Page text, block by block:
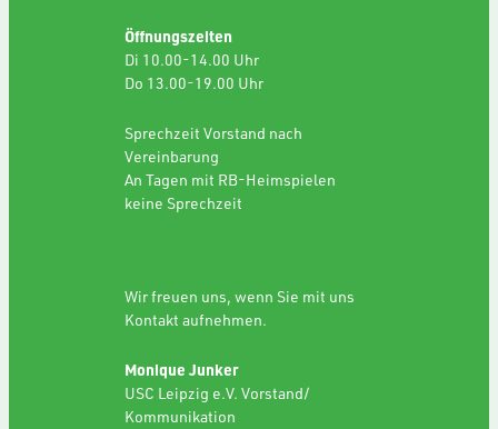
Öffnungszeiten
Di 10.00-14.00 Uhr
Do 13.00-19.00 Uhr
Sprechzeit Vorstand nach
Vereinbarung
An Tagen mit RB-Heimspielen
keine Sprechzeit
Wir freuen uns, wenn Sie mit uns
Kontakt aufnehmen.
Monique Junker
USC Leipzig e.V. Vorstand/
Kommunikation